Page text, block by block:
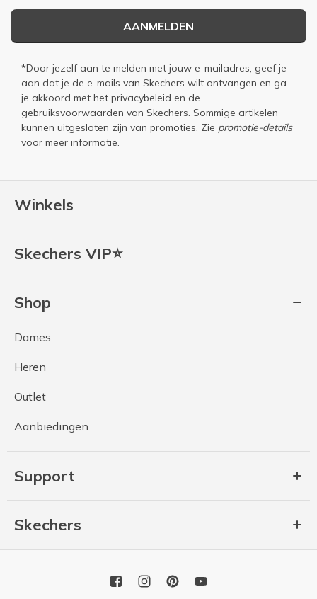
Winkels
Skechers VIP⭐
Shop
Dames
Heren
Outlet
Aanbiedingen
Support
Skechers
AANMELDEN
*Door jezelf aan te melden met jouw e-mailadres, geef je
aan dat je de e-mails van Skechers wilt ontvangen en ga
je akkoord met het privacybeleid en de
gebruiksvoorwaarden van Skechers. Sommige artikelen
kunnen uitgesloten zijn van promoties. Zie promotie-details
voor meer informatie.